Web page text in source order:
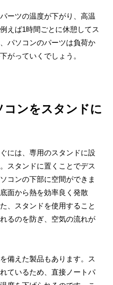
ーツの温度が下がり、高温
えば1時間ごとに休憩してス
パソコンのパーツは負荷か
がっていくでしょう。
コンをスタンドに
には、専用のスタンドに設
スタンドに置くことでデス
コンの下部に空間ができま
面から熱を効率良く発散
、スタンドを使用すること
るのを防ぎ、空気の流れが
備えた製品もあります。ス
ているため、直接ノートパ